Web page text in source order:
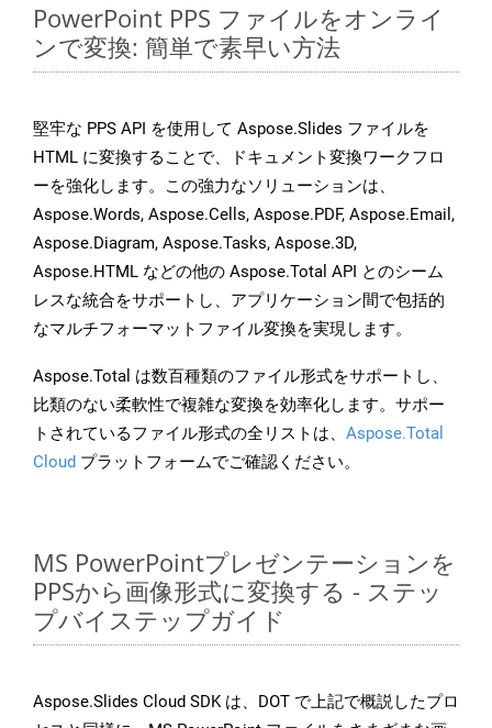
PowerPoint PPS ファイルをオンライ
ンで変換: 簡単で素早い方法
堅牢な PPS API を使用して Aspose.Slides ファイルを
HTML に変換することで、ドキュメント変換ワークフロ
ーを強化します。この強力なソリューションは、
Aspose.Words, Aspose.Cells, Aspose.PDF, Aspose.Email,
Aspose.Diagram, Aspose.Tasks, Aspose.3D,
Aspose.HTML などの他の Aspose.Total API とのシーム
レスな統合をサポートし、アプリケーション間で包括的
なマルチフォーマットファイル変換を実現します。
Aspose.Total は数百種類のファイル形式をサポートし、
比類のない柔軟性で複雑な変換を効率化します。サポー
トされているファイル形式の全リストは、 Aspose.Total
Cloud プラットフォームでご確認ください。
MS PowerPointプレゼンテーションを
PPSから画像形式に変換する - ステッ
プバイステップガイド
Aspose.Slides Cloud SDK は、DOT で上記で概説したプロ